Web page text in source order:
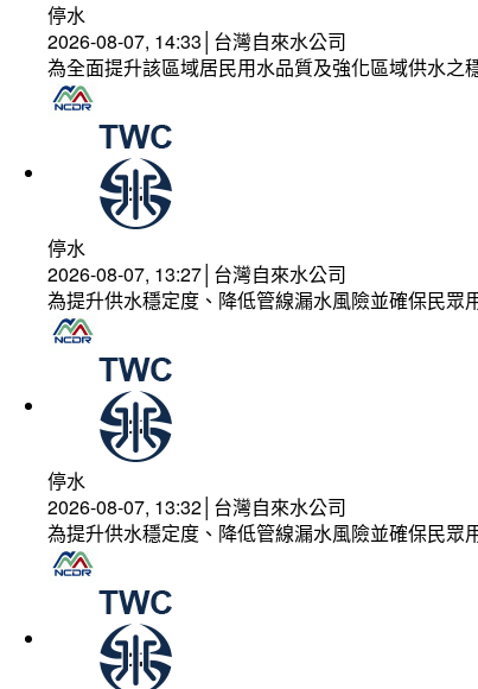
停水
2026-08-07, 14:33│台灣自來水公司
為全面提升該區域居民用水品質及強化區域供水之
停水
2026-08-07, 13:27│台灣自來水公司
為提升供水穩定度、降低管線漏水風險並確保民眾
停水
2026-08-07, 13:32│台灣自來水公司
為提升供水穩定度、降低管線漏水風險並確保民眾